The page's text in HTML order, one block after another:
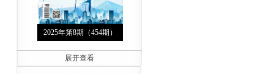
2025年第8期（454期）
展开查看